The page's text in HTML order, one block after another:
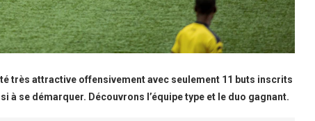
très attractive offensivement avec seulement 11 buts inscrits
à se démarquer. Découvrons l’équipe type et le duo gagnant.